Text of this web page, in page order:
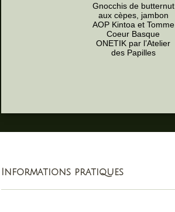
Gnocchis de butternut
aux cèpes, jambon
AOP Kintoa et Tomme
Coeur Basque
ONETIK par l’Atelier
des Papilles
Informations pratiques